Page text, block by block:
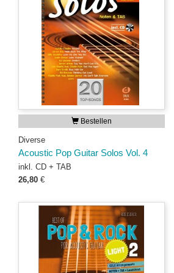
Bestellen
Diverse
Acoustic Pop Guitar Solos Vol. 4
inkl. CD + TAB
26,80 €